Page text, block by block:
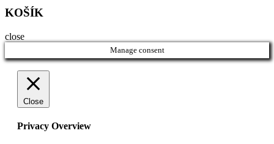
KOŠÍK
close
Manage consent
Close
Privacy Overview